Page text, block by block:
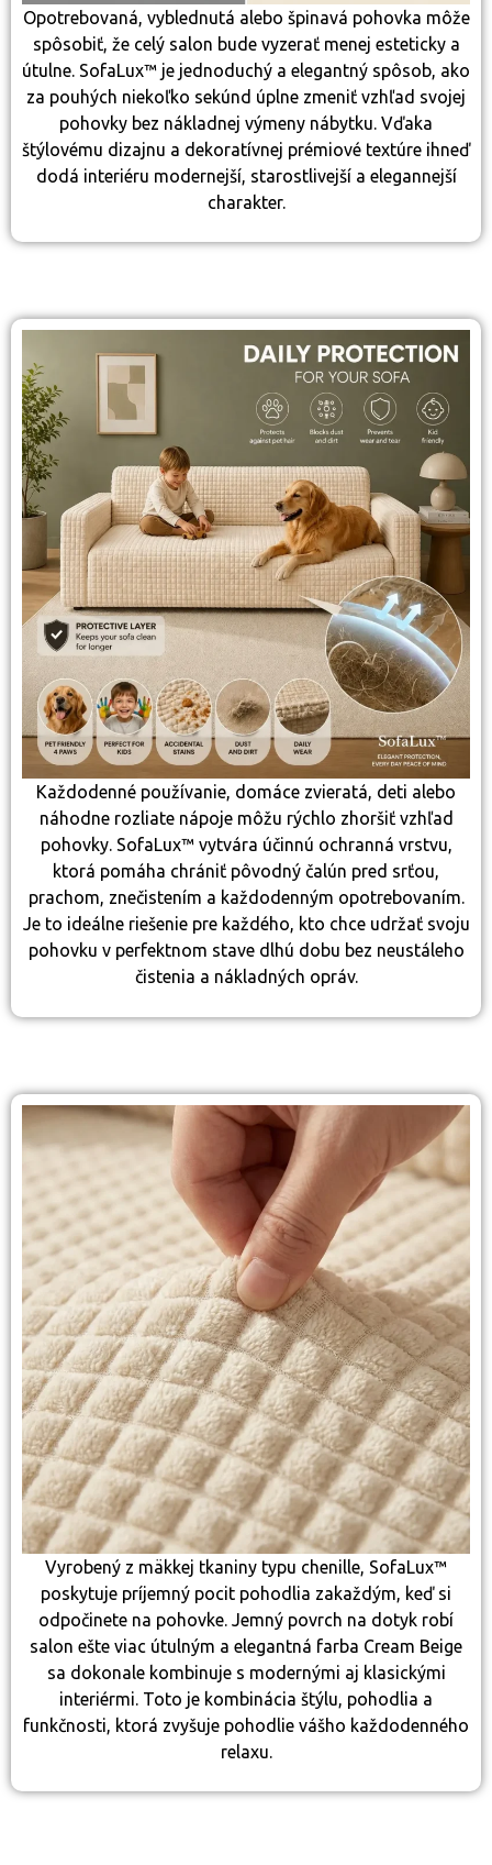
Opotrebovaná, vyblednutá alebo špinavá pohovka môže
spôsobiť, že celý salon bude vyzerať menej esteticky a
útulne. SofaLux™ je jednoduchý a elegantný spôsob, ako
za pouhých niekoľko sekúnd úplne zmeniť vzhľad svojej
pohovky bez nákladnej výmeny nábytku. Vďaka
štýlovému dizajnu a dekoratívnej prémiové textúre ihneď
dodá interiéru modernejší, starostlivejší a elegannejší
charakter.
Každodenné používanie, domáce zvieratá, deti alebo
náhodne rozliate nápoje môžu rýchlo zhoršiť vzhľad
pohovky. SofaLux™ vytvára účinnú ochranná vrstvu,
ktorá pomáha chrániť pôvodný čalún pred srťou,
prachom, znečistením a každodenným opotrebovaním.
Je to ideálne riešenie pre každého, kto chce udržať svoju
pohovku v perfektnom stave dlhú dobu bez neustáleho
čistenia a nákladných opráv.
Vyrobený z mäkkej tkaniny typu chenille, SofaLux™
poskytuje príjemný pocit pohodlia zakaždým, keď si
odpočinete na pohovke. Jemný povrch na dotyk robí
salon ešte viac útulným a elegantná farba Cream Beige
sa dokonale kombinuje s modernými aj klasickými
interiérmi. Toto je kombinácia štýlu, pohodlia a
funkčnosti, ktorá zvyšuje pohodlie vášho každodenného
relaxu.